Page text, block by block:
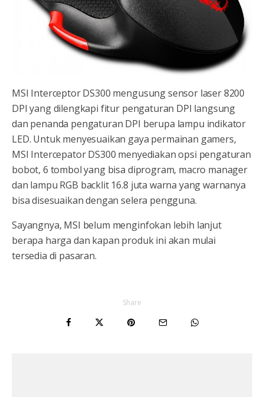
MSI Interceptor DS300 mengusung sensor laser 8200
DPI yang dilengkapi fitur pengaturan DPI langsung
dan penanda pengaturan DPI berupa lampu indikator
LED. Untuk menyesuaikan gaya permainan gamers,
MSI Intercepator DS300 menyediakan opsi pengaturan
bobot, 6 tombol yang bisa diprogram, macro manager
dan lampu RGB backlit 16.8 juta warna yang warnanya
bisa disesuaikan dengan selera pengguna.
Sayangnya, MSI belum menginfokan lebih lanjut
berapa harga dan kapan produk ini akan mulai
tersedia di pasaran.
Share